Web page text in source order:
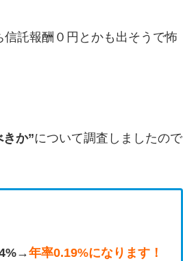
託報酬０円とかも出そうで怖
きか”について調査しましたので
年率0.19%になります！